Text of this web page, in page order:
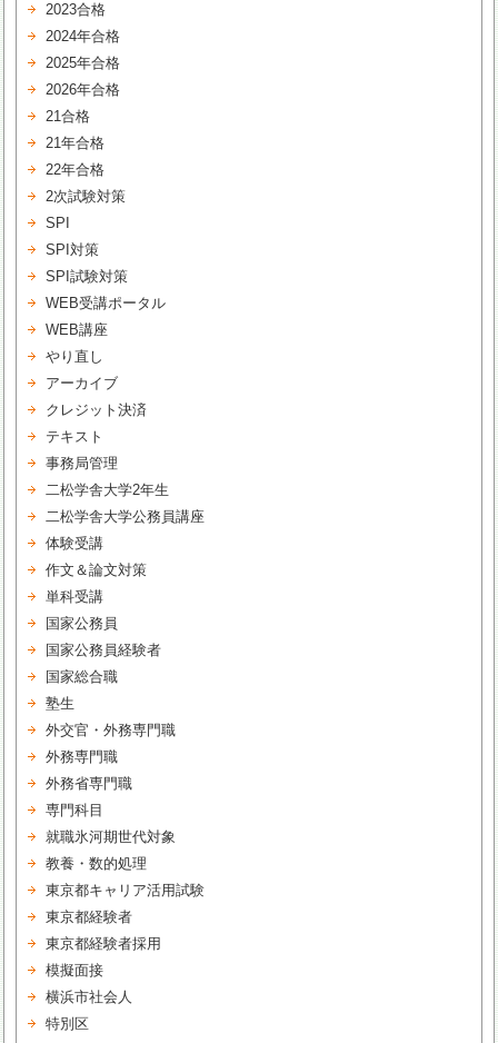
2023合格
2024年合格
2025年合格
2026年合格
21合格
21年合格
22年合格
2次試験対策
SPI
SPI対策
SPI試験対策
WEB受講ポータル
WEB講座
やり直し
アーカイブ
クレジット決済
テキスト
事務局管理
二松学舎大学2年生
二松学舎大学公務員講座
体験受講
作文＆論文対策
単科受講
国家公務員
国家公務員経験者
国家総合職
塾生
外交官・外務専門職
外務専門職
外務省専門職
専門科目
就職氷河期世代対象
教養・数的処理
東京都キャリア活用試験
東京都経験者
東京都経験者採用
模擬面接
横浜市社会人
特別区